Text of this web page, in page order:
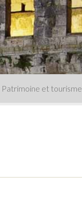
Patrimoine et tourisme
musée